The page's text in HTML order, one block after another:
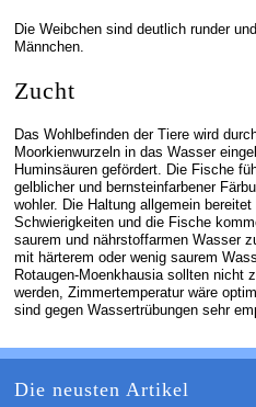
Die Weibchen sind deutlich runder
Männchen.
Zucht
Das Wohlbefinden der Tiere wird
Moorkienwurzeln in das Wasser
Huminsäuren gefördert. Die Fische
gelblicher und bernsteinfarbener
wohler. Die Haltung allgemein bereitet
Schwierigkeiten und die Fische
saurem und nährstoffarmen Wasser
mit härterem oder wenig saurem
Rotaugen-Moenkhausia sollten nicht
werden, Zimmertemperatur wäre
sind gegen Wassertrübungen sehr
Die neusten Artikel